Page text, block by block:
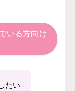
いる方向け
たい